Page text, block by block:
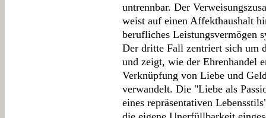
untrennbar. Der
weist auf einen Affekthaushalt
berufliches Leistungsvermögen
Der dritte Fall zentriert sich um
und zeigt, wie der Ehrenhandel
Verknüpfung von Liebe und
verwandelt. Die "Liebe als
eines repräsentativen